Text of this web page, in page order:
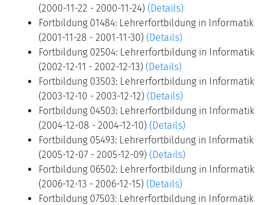
(2000-11-22 - 2000-11-24) (Details)
Fortbildung 01484: Lehrerfortbildung in Informatik
(2001-11-28 - 2001-11-30) (Details)
Fortbildung 02504: Lehrerfortbildung in Informatik
(2002-12-11 - 2002-12-13) (Details)
Fortbildung 03503: Lehrerfortbildung in Informatik
(2003-12-10 - 2003-12-12) (Details)
Fortbildung 04503: Lehrerfortbildung in Informatik
(2004-12-08 - 2004-12-10) (Details)
Fortbildung 05493: Lehrerfortbildung in Informatik
(2005-12-07 - 2005-12-09) (Details)
Fortbildung 06502: Lehrerfortbildung in Informatik
(2006-12-13 - 2006-12-15) (Details)
Fortbildung 07503: Lehrerfortbildung in Informatik